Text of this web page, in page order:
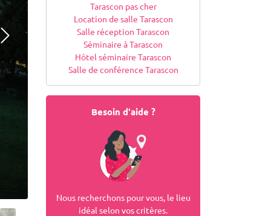
Tarascon pas cher
Location de salle Tarascon
Salle réception Tarascon
Séminaire à Tarascon
Hôtel séminaire Tarascon
Salle de conférence Tarascon
Besoin d'aide ?
Nous recherchons pour vous, le lieu
idéal selon vos critères.